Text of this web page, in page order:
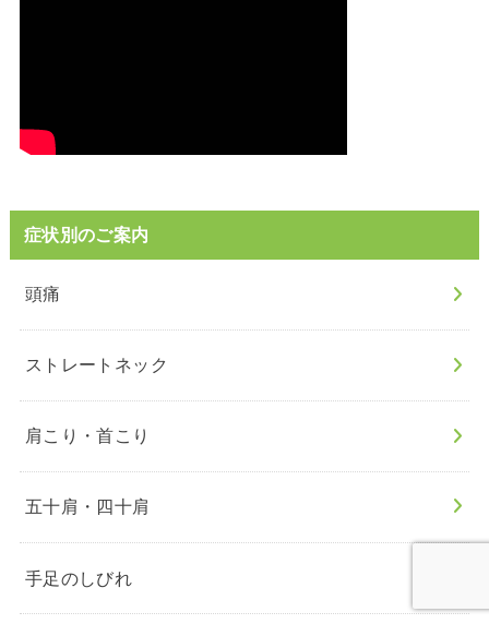
症状別のご案内
頭痛
ストレートネック
肩こり・首こり
五十肩・四十肩
手足のしびれ